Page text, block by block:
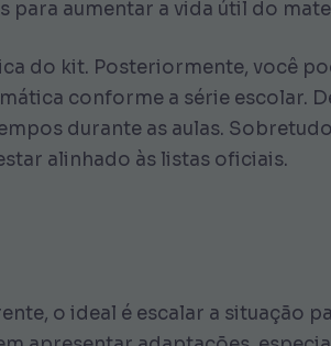
para aumentar a vida útil do
do kit. Posteriormente, você
conforme a série escolar.
durante as aulas.
alinhado às listas oficiais.
o ideal é escalar a situação